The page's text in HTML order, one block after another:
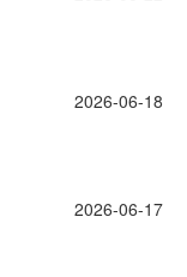
2026-06-18
2026-06-17